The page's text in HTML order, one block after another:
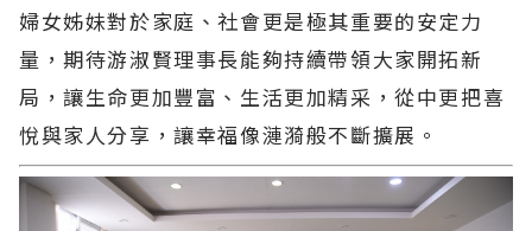
婦女姊妹對於家庭、社會更是極其重要的安定力
量，期待游淑賢理事長能夠持續帶領大家開拓新
局，讓生命更加豐富、生活更加精采，從中更把喜
悅與家人分享，讓幸福像漣漪般不斷擴展。